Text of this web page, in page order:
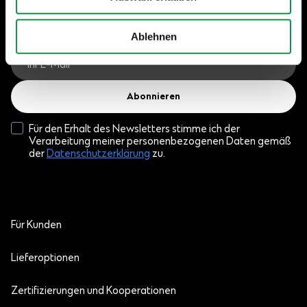
Ablehnen
- Mit dem Absenden stimmen Sie der Verarbeitung Ihrer
personenbezogenen Daten zu. Das Abonnement können Sie
Abonnieren
Für den Erhalt des Newsletters stimme ich der
Verarbeitung meiner personenbezogenen Daten gemäß
derDatenschutzerklärung zu.
Für Kunden
Zertifizierungen und Kooperationen
Lieferoptionen